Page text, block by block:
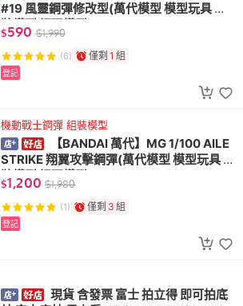
#19 風靈鋼彈修改型(萬代模型 模型玩具 組
裝模型 鋼彈模型)
$590 $1,990
(6) 僅剩 1 組
登記
機動戰士鋼彈 組裝模型
【BANDAI 萬代】MG 1/100 AILE
STRIKE 翔翼攻擊鋼彈(萬代模型 模型玩具 組
裝模型 鋼彈模型)
$1,200 $1,980
(1) 僅剩 3 組
登記
現貨 含發票 富士 拍立得 即可拍底